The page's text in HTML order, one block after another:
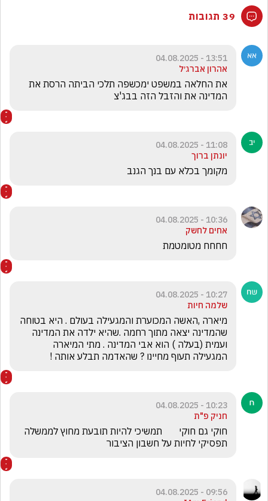
39 תגובות
13:51 - 04.08.2025
אהרון אברג׳ל
המדינה את והזבל הזה בבג'צ
11:08 - 04.08.2025
יונתן ברוך
מקומך בכלא עם בנך הגנב
10:36 - 04.08.2025
אחים לחשק
חחחח מטומטמת
10:27 - 04.08.2025
שלמה חיות
המגעילה תעוף מחיינו ? שהאדמה תבלע אותה !
10:23 - 04.08.2025
חניק פ"ת
תפסיקי לחיות על חשבון הציבור
09:56 - 04.08.2025